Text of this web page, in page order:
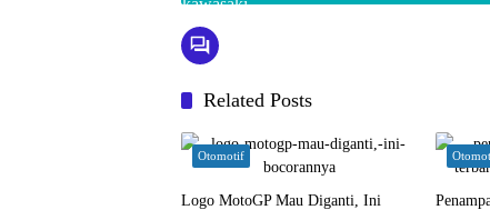
Related Posts
Otomotif
Logo MotoGP Mau Diganti, Ini